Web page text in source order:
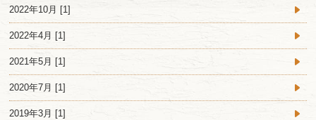
2022年10月 [1]
2022年4月 [1]
2021年5月 [1]
2020年7月 [1]
2019年3月 [1]